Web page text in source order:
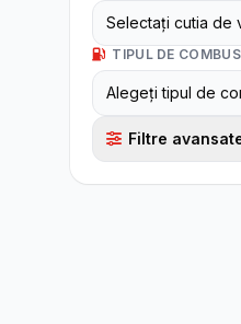
TIPUL DE
Filtre